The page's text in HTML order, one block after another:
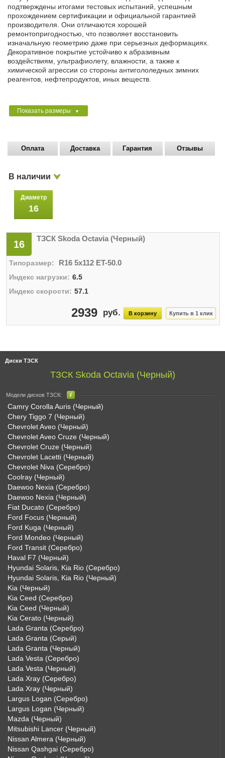
Диски ТЗСК
ТЗСК Skoda Octavia (Черный)
Модели дисков ТЗСК:
Camry Corolla Auris (Черный)
Chery Tiggo 7 (Черный)
Chevrolet Aveo (Черный)
Chevrolet Aveo Cruze (Черный)
Chevrolet Cruze (Черный)
Chevrolet Lacetti (Черный)
Chevrolet Niva (Серебро)
Coolray (Черный)
Daewoo Nexia (Серебро)
Daewoo Nexia (Черный)
Fiat Ducato (Серебро)
Ford Focus (Черный)
Ford Kuga (Черный)
Ford Mondeo (Черный)
Ford Transit (Серебро)
Haval F7 (Черный)
Hyundai Solaris, Kia Rio (Серебро)
Hyundai Solaris, Kia Rio (Черный)
Kia (Черный)
Kia Ceed (Серебро)
Kia Ceed (Черный)
Kia Cerato (Черный)
Lada Granta (Серебро)
Lada Granta (Серый)
Lada Granta (Черный)
Lada Vesta (Серебро)
Lada Vesta (Черный)
Lada Xray (Серебро)
Lada Xray (Черный)
Largus Logan (Серебро)
Largus Logan (Черный)
Mazda (Черный)
Mitsubishi Lancer (Черный)
Nissan Almera (Черный)
Nissan Qashgai (Серебро)
подтверждены итогами тестовых испытаний, успешным
прохождением сертификации и официальной гарантией
производителя. Они отличаются хорошей
ремонтопригодностью, что позволяет восстановить
изначальную геометрию даже при серьезных деформациях.
Декоративное покрытие устойчиво к абразивным
воздействиям, ультрафиолету, влажности, а также к
химической агрессии со стороны антигололедных зимних
реагентов, нефтепродуктов, иных веществ.
Показать размеры ▼
Оплата Доставка Гарантия Отзывы
В наличии
Диаметр
16
16
ТЗСК Skoda Octavia (Черный)
R16 5x112 ET-50.0
6.5
57.1
2939